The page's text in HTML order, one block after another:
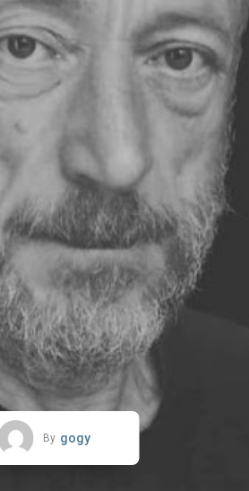
By gogy